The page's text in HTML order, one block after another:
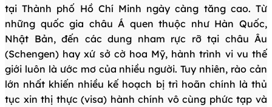
tại Thành phố Hồ Chí Minh ngày càng tăng cao. Từ
những quốc gia châu Á quen thuộc như Hàn Quốc,
Nhật Bản, đến các dung nham rực rỡ tại châu Âu
(Schengen) hay xứ sở cờ hoa Mỹ, hành trình vi vu thế
giới luôn là ước mơ của nhiều người. Tuy nhiên, rào cản
lớn nhất khiến nhiều kế hoạch bị trì hoãn chính là thủ
tục xin thị thực (visa) hành chính vô cùng phức tạp và